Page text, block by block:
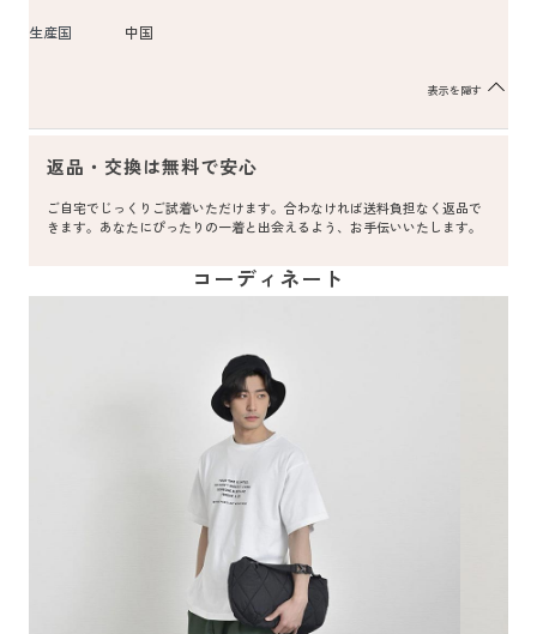
生産国 中国
表示を隠す
返品・交換は無料で安心
ご自宅でじっくりご試着いただけます。合わなければ送料負担なく返品で
きます。あなたにぴったりの一着と出会えるよう、お手伝いいたします。
コーディネート